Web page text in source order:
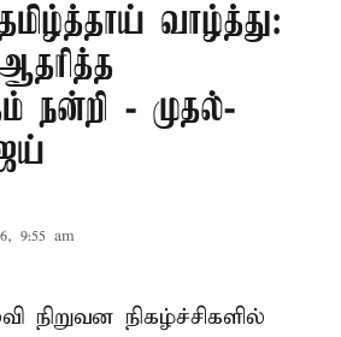
வாழ்த்து:
நன்றி - முதல்-
9:55 am
நிறுவன நிகழ்ச்சிகளில்